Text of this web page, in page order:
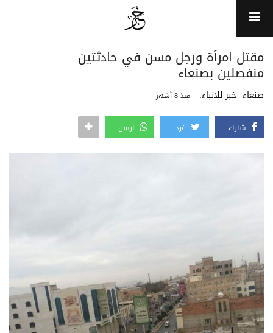
مقتل امرأة ورجل مسن في حادثتين
منفصلين بصنعاء
صنعاء- خبر للانباء: منذ 8 أشهر
شارك غرد ارسل